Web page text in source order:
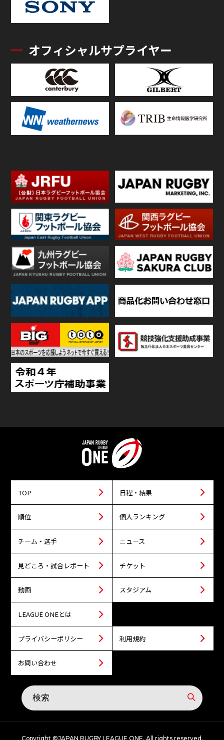
オフィシャルサプライヤー
TOP 日程・結果
順位 個人ランキング
チーム・選手 ニュース
見どころ・試合レポート チケット
動画 スタジアム
LEAGUE ONEとは
プライバシーポリシー 利用規約
お問い合わせ
Copyright ©JAPAN RUGBY LEAGUE ONE. All rights reserved.